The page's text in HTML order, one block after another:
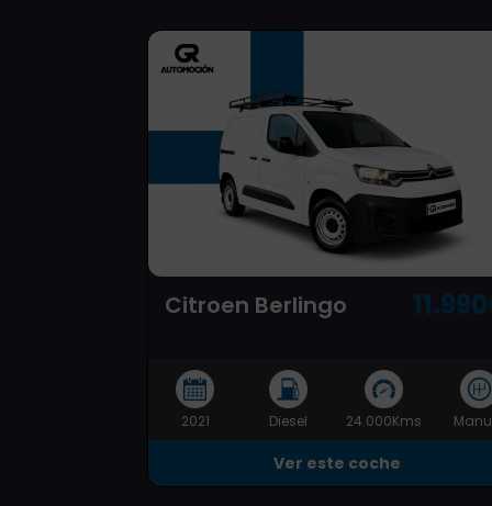
Citroen Berlingo
2021 Diesel 24.000Kms
Ver este coche